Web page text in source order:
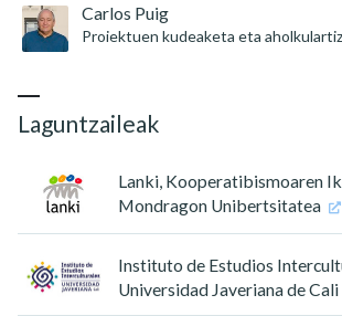
Carlos Puig
Proiektuen kudeaketa eta
Laguntzaileak
Lanki, Kooperatibismoaren
Mondragon Unibertsitatea
Instituto de Estudios
Universidad Javeriana de Cali